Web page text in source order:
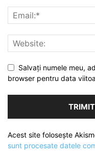
Salvați numele meu,
browser pentru data
Acest site folosește
sunt procesate datele